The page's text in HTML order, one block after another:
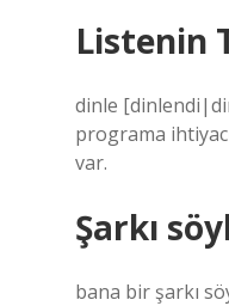
Listenin
dinle
programa
var.
Şarkı
bana bir şarkı